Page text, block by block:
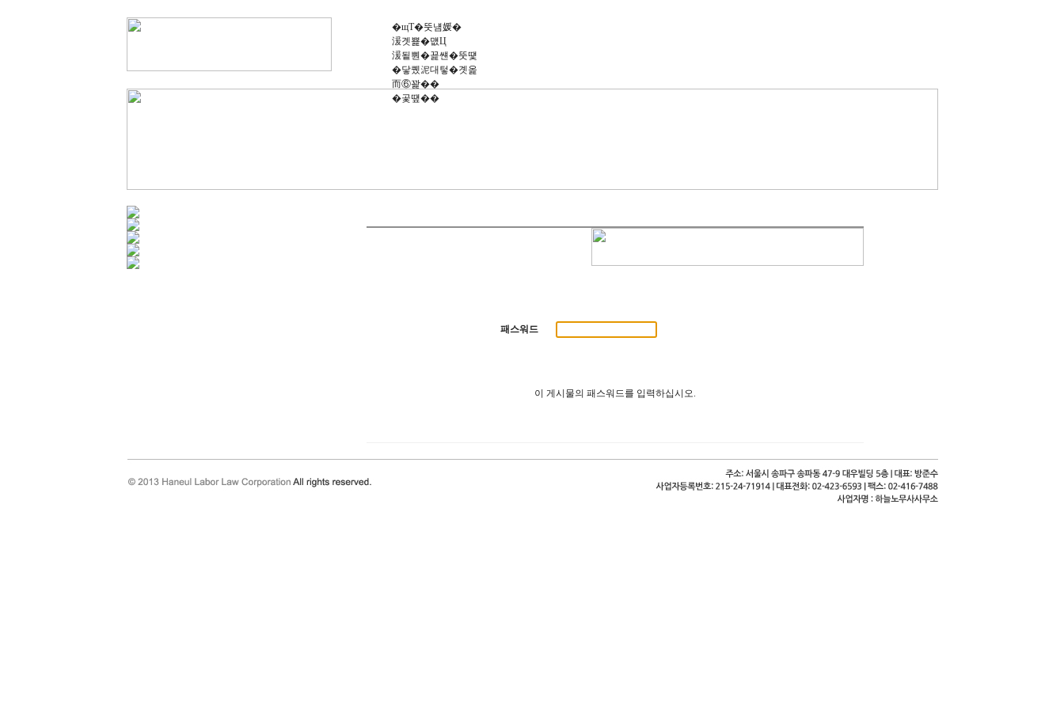
�щТ�뚯냼媛�
湲곗뾽�먮Ц
湲됱뿬�꾩썐�뚯떛
�닿퀬泥대텋�곗옱
而⑥꽕��
�곷떞��
패스워드
이 게시물의 패스워드를 입력하십시오.